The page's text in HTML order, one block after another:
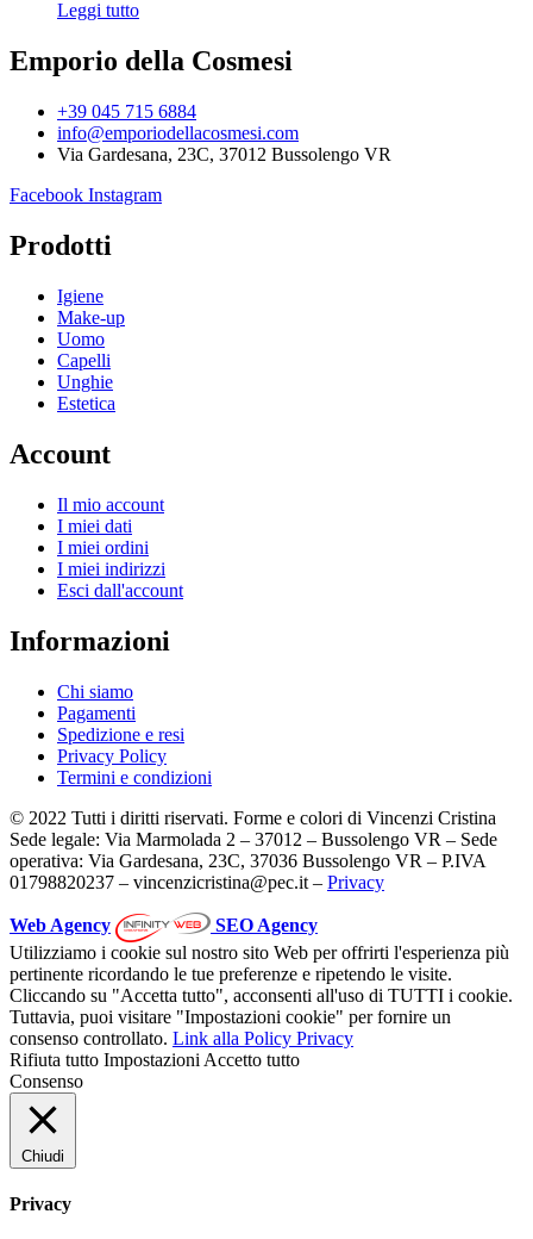
Leggi tutto
Emporio della Cosmesi
+39 045 715 6884
info@emporiodellacosmesi.com
Via Gardesana, 23C, 37012 Bussolengo VR
Facebook Instagram
Prodotti
Igiene
Make-up
Uomo
Capelli
Unghie
Estetica
Account
Il mio account
I miei dati
I miei ordini
I miei indirizzi
Esci dall'account
Informazioni
Chi siamo
Pagamenti
Spedizione e resi
Privacy Policy
Termini e condizioni
© 2022 Tutti i diritti riservati. Forme e colori di Vincenzi Cristina
Sede legale: Via Marmolada 2 – 37012 – Bussolengo VR – Sede
operativa: Via Gardesana, 23C, 37036 Bussolengo VR – P.IVA
01798820237 – vincenzicristina@pec.it – Privacy
Web Agency
SEO Agency
Utilizziamo i cookie sul nostro sito Web per offrirti l'esperienza più
pertinente ricordando le tue preferenze e ripetendo le visite.
Cliccando su "Accetta tutto", acconsenti all'uso di TUTTI i cookie.
Tuttavia, puoi visitare "Impostazioni cookie" per fornire un
consenso controllato. Link alla Policy Privacy
Rifiuta tutto Impostazioni Accetto tutto
Consenso
Chiudi
Privacy